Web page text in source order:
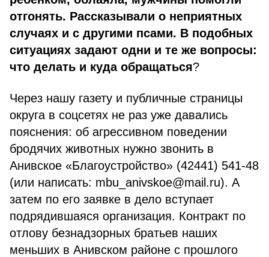
отгонять. Рассказывали о неприятных
случаях и с другими псами. В подобных
ситуациях задают одни и те же вопросы:
что делать и куда обращаться?
Через нашу газету и публичные страницы
округа в соцсетях не раз уже давались
пояснения: об агрессивном поведении
бродячих животных нужно звонить в
Анивское «Благоустройство» (42441) 541-48
(или написать: mbu_anivskoe@mail.ru). А
затем по его заявке в дело вступает
подрядившаяся организация. Контракт по
отлову безнадзорных братьев наших
меньших в Анивском районе с прошлого